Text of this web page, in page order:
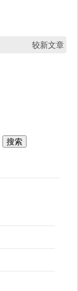
较新文章
搜索